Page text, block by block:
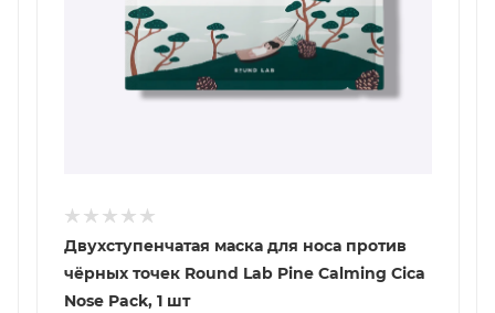
Двухступенчатая маска для носа против
чёрных точек Round Lab Pine Calming Cica
Nose Pack, 1 шт